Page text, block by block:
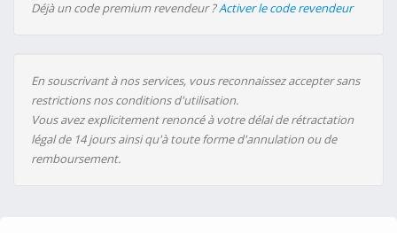
Déjà un code premium revendeur ?Activer le code revendeur
En souscrivant à nos services, vous reconnaissez accepter sans
restrictions nos conditions d'utilisation.
Vous avez explicitement renoncé à votre délai de rétractation
légal de 14 jours ainsi qu'à toute forme d'annulation ou de
remboursement.